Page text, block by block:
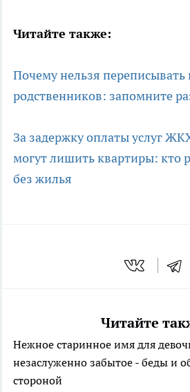
Читайте также:
Почему нельзя переписывать
родственников: запомните
За задержку оплаты услуг
могут лишить квартиры: кто
без жилья
Читайте
Нежное старинное имя для
незаслуженно забытое - беды и
стороной